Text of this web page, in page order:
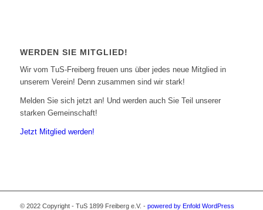
WERDEN SIE MITGLIED!
Wir vom TuS-Freiberg freuen uns über jedes neue Mitglied in
unserem Verein! Denn zusammen sind wir stark!
Melden Sie sich jetzt an! Und werden auch Sie Teil unserer
starken Gemeinschaft!
Jetzt Mitglied werden!
© 2022 Copyright - TuS 1899 Freiberg e.V. - powered by Enfold WordPress